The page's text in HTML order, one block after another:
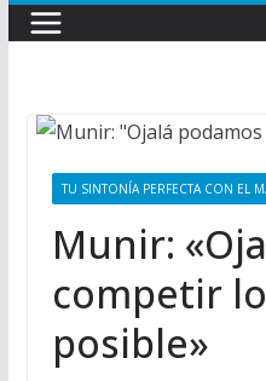
TU SINTONÍA PERFECTA CON EL
Munir:
competir
posible»